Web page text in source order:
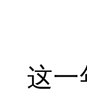
这一